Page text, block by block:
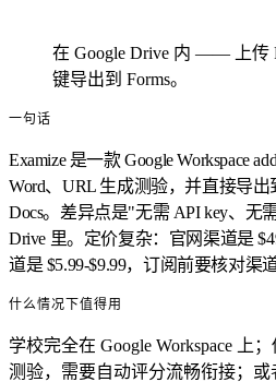
在 Google Drive 内 —— 上传
键导出到 Forms。
一句话
Examize 是一款 Google Workspace
Word、URL 生成测验，并直接导出
Docs。差异点是"无需 API key、
Drive 里。定价复杂：官网渠道是
道是 $5.99-$9.99，订阅前要核对渠道
什么情况下值得用
学校完全在 Google Workspace 上
测验，需要自动评分流畅衔接；